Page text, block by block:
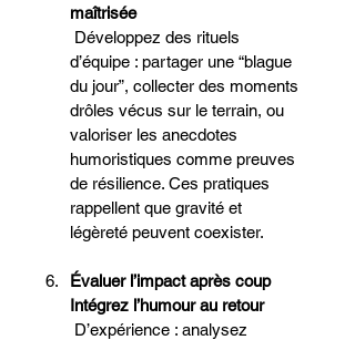
maîtrisée
d’équipe : partager une “blague
du jour”, collecter des moments
drôles vécus sur le terrain, ou
valoriser les anecdotes
humoristiques comme preuves
de résilience. Ces pratiques
rappellent que gravité et
légèreté peuvent coexister.
Évaluer l’impact après coup
Intégrez l’humour au retour
D’expérience : analysez